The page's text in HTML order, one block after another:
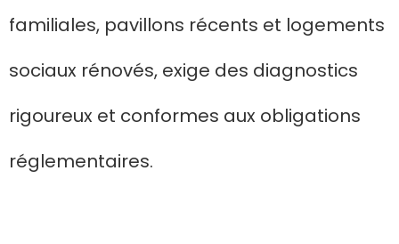
familiales, pavillons récents et logements
sociaux rénovés, exige des diagnostics
rigoureux et conformes aux obligations
réglementaires.